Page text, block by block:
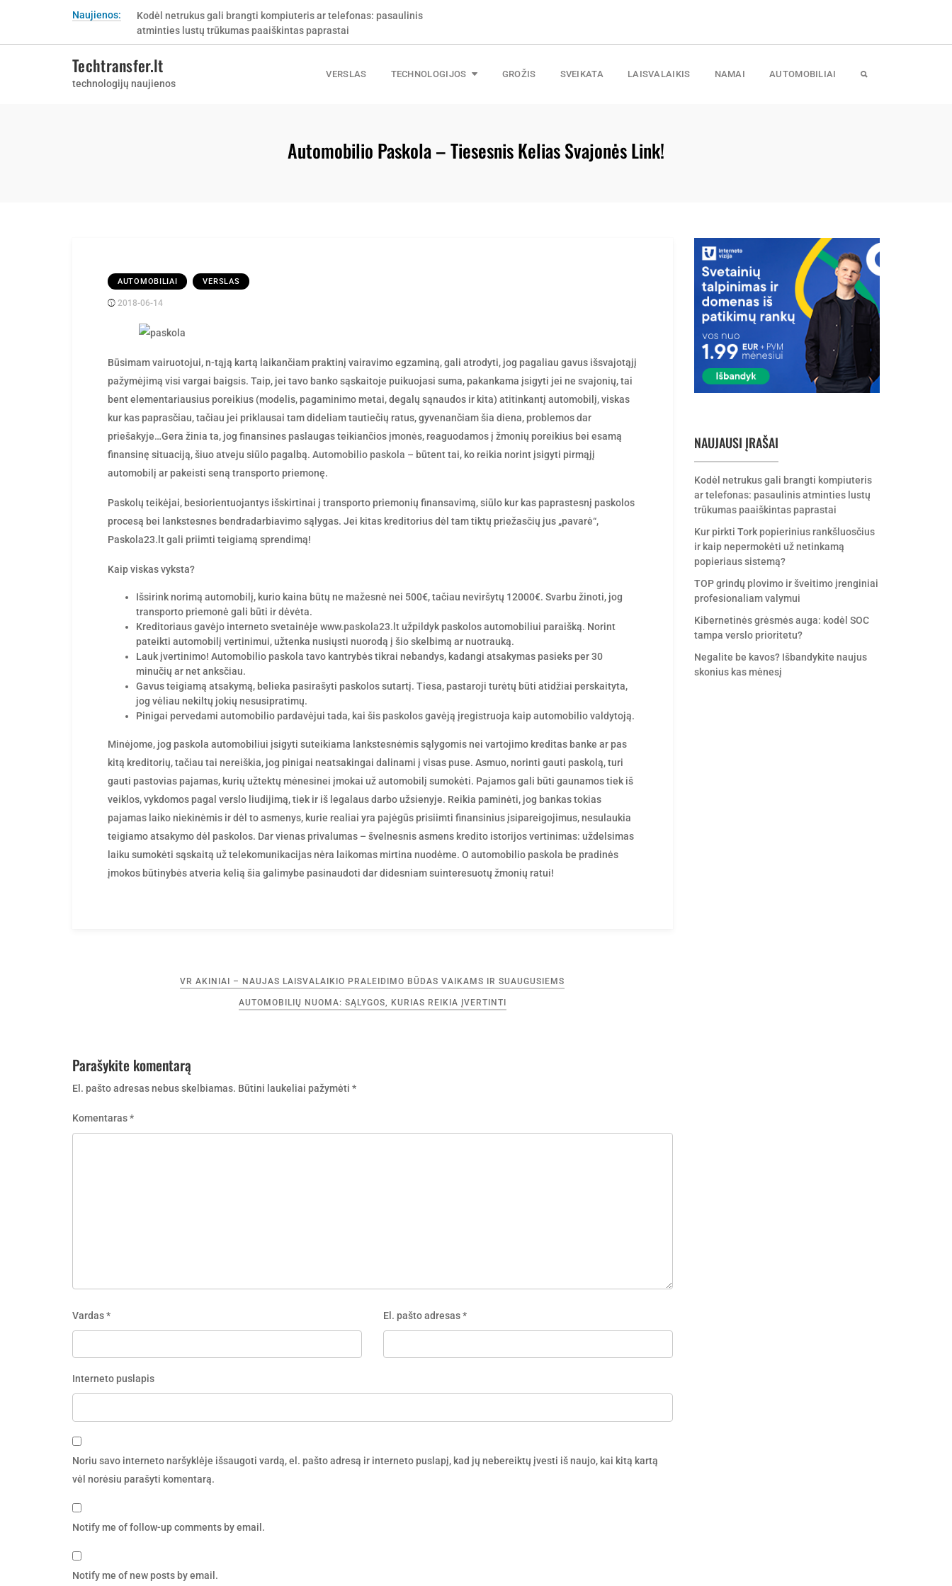
Naujienos:
Kodėl netrukus gali brangti kompiuteris ar telefonas: pasaulinis
atminties lustų trūkumas paaiškintas paprastai
Techtransfer.lt
technologijų naujienos
VERSLAS TECHNOLOGIJOS GROŽIS SVEIKATA LAISVALAIKIS NAMAI AUTOMOBILIAI
Automobilio Paskola – Tiesesnis Kelias Svajonės Link!
AUTOMOBILIAI VERSLAS
2018-06-14
by
Būsimam vairuotojui, n-tąją kartą laikančiam praktinį vairavimo egzaminą, gali atrodyti, jog pagaliau gavus išsvajotąjį
pažymėjimą visi vargai baigsis. Taip, jei tavo banko sąskaitoje puikuojasi suma, pakankama įsigyti jei ne svajonių, tai
bent elementariausius poreikius (modelis, pagaminimo metai, degalų sąnaudos ir kita) atitinkantį automobilį, viskas
kur kas paprasčiau, tačiau jei priklausai tam dideliam tautiečių ratus, gyvenančiam šia diena, problemos dar
priešakyje…Gera žinia ta, jog finansines paslaugas teikiančios įmonės, reaguodamos į žmonių poreikius bei esamą
finansinę situaciją, šiuo atveju siūlo pagalbą. Automobilio paskola – būtent tai, ko reikia norint įsigyti pirmąjį
automobilį ar pakeisti seną transporto priemonę.
Paskolų teikėjai, besiorientuojantys išskirtinai į transporto priemonių finansavimą, siūlo kur kas paprastesnį paskolos
procesą bei lankstesnes bendradarbiavimo sąlygas. Jei kitas kreditorius dėl tam tiktų priežasčių jus „pavarė“,
Paskola23.lt gali priimti teigiamą sprendimą!
Kaip viskas vyksta?
Išsirink norimą automobilį, kurio kaina būtų ne mažesnė nei 500€, tačiau neviršytų 12000€. Svarbu žinoti, jog
transporto priemonė gali būti ir dėvėta.
Kreditoriaus gavėjo interneto svetainėje www.paskola23.ltužpildyk paskolos automobiliui paraišką. Norint
pateikti automobilį vertinimui, užtenka nusiųsti nuorodą į šio skelbimą ar nuotrauką.
Lauk įvertinimo! Automobilio paskola tavo kantrybės tikrai nebandys, kadangi atsakymas pasieks per 30
minučių ar net anksčiau.
Gavus teigiamą atsakymą, belieka pasirašyti paskolos sutartį. Tiesa, pastaroji turėtų būti atidžiai perskaityta,
jog vėliau nekiltų jokių nesusipratimų.
Pinigai pervedami automobilio pardavėjui tada, kai šis paskolos gavėją įregistruoja kaip automobilio valdytoją.
Minėjome, jog paskola automobiliui įsigyti suteikiama lankstesnėmis sąlygomis nei vartojimo kreditas banke ar pas
kitą kreditorių, tačiau tai nereiškia, jog pinigai neatsakingai dalinami į visas puse. Asmuo, norinti gauti paskolą, turi
gauti pastovias pajamas, kurių užtektų mėnesinei įmokai už automobilį sumokėti. Pajamos gali būti gaunamos tiek iš
veiklos, vykdomos pagal verslo liudijimą, tiek ir iš legalaus darbo užsienyje. Reikia paminėti, jog bankas tokias
pajamas laiko niekinėmis ir dėl to asmenys, kurie realiai yra pajėgūs prisiimti finansinius įsipareigojimus, nesulaukia
teigiamo atsakymo dėl paskolos. Dar vienas privalumas – švelnesnis asmens kredito istorijos vertinimas: uždelsimas
laiku sumokėti sąskaitą už telekomunikacijas nėra laikomas mirtina nuodėme. O automobilio paskola be pradinės
įmokos būtinybės atveria kelią šia galimybe pasinaudoti dar didesniam suinteresuotų žmonių ratui!
VR AKINIAI – NAUJAS LAISVALAIKIO PRALEIDIMO BŪDAS VAIKAMS IR SUAUGUSIEMS
AUTOMOBILIŲ NUOMA: SĄLYGOS, KURIAS REIKIA ĮVERTINTI
Parašykite komentarą
El. pašto adresas nebus skelbiamas. Būtini laukeliai pažymėti *
Komentaras*
Vardas* El. pašto adresas*
Interneto puslapis
Noriu savo interneto naršyklėje išsaugoti vardą, el. pašto adresą ir interneto puslapį, kad jų nebereiktų įvesti iš naujo, kai kitą kartą
vėl norėsiu parašyti komentarą.
Notify me of follow-up comments by email.
Notify me of new posts by email.
NAUJAUSI ĮRAŠAI
Kodėl netrukus gali brangti kompiuteris
ar telefonas: pasaulinis atminties lustų
trūkumas paaiškintas paprastai
Kur pirkti Tork popierinius rankšluosčius
ir kaip nepermokėti už netinkamą
popieriaus sistemą?
TOP grindų plovimo ir šveitimo įrenginiai
profesionaliam valymui
Kibernetinės grėsmės auga: kodėl SOC
tampa verslo prioritetu?
Negalite be kavos? Išbandykite naujus
skonius kas mėnesį